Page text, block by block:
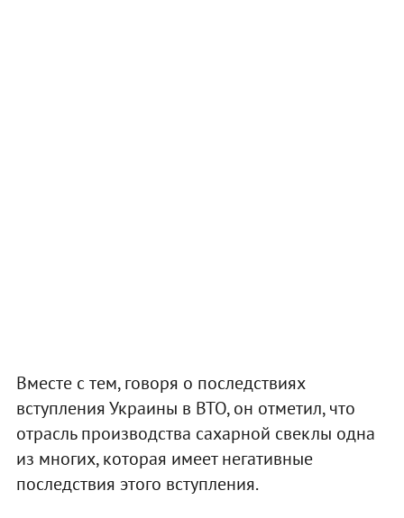
Вместе с тем, говоря о последствиях
вступления Украины в ВТО, он отметил, что
отрасль производства сахарной свеклы одна
из многих, которая имеет негативные
последствия этого вступления.